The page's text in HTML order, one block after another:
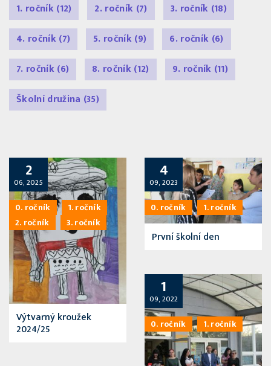
1. ročník (12) 2. ročník (7) 3. ročník (18)
4. ročník (7) 5. ročník (9) 6. ročník (6)
7. ročník (6) 8. ročník (12) 9. ročník (11)
Školní družina (35)
0. ročník
1. ročník
2. ročník
3. ročník
2
06, 2025
Výtvarný kroužek
2024/25
0. ročník 1. ročník
4
09, 2023
První školní den
0. ročník 1. ročník
1
09, 2022